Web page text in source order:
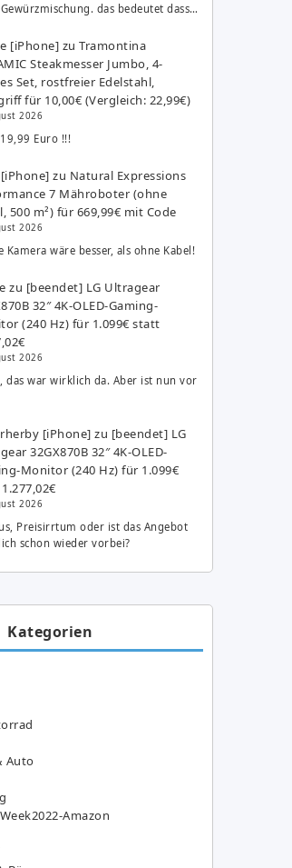
das bedeutet dass…
[iPhone] zuTramontina
Steakmesser Jumbo, 4-
Set, rostfreier Edelstahl,
für 10,00€ (Vergleich: 22,99€)
2026
19,99 Euro !!!
zu Natural Expressions
7 Mähroboter (ohne
500 m²) für 669,99€ mit Code
2026
Kamera wäre besser, als ohne Kabel!
zu [beendet] LG Ultragear
32″ 4K-OLED-Gaming-
(240 Hz) für 1.099€ statt
2026
das war wirklich da. Aber ist nun vor
[iPhone] zu [beendet] LG
32GX870B 32″ 4K-OLED-
Monitor (240 Hz) für 1.099€
2026
Preisirrtum oder ist das Angebot
schon wieder vorbei?
Kategorien
Auto
Amazon